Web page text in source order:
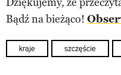
Bądź na bieżąco!
kraje szczęście